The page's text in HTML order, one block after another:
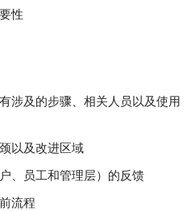
性
涉及的步骤、相关人员以及使用
以及改进区域
、员工和管理层）的反馈
流程